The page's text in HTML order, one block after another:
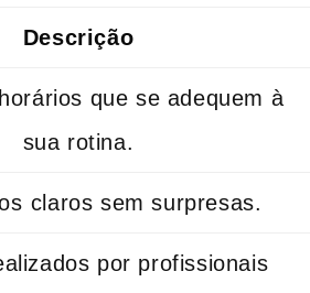
Descrição
que se adequem à
sua rotina.
⁤claros sem surpresas.
por profissionais⁣